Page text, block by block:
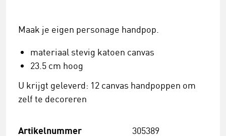
Maak je eigen personage handpop.
materiaal stevig katoen canvas
23.5 cm hoog
U krijgt geleverd: 12 canvas handpoppen om
zelf te decoreren
Artikelnummer 305389